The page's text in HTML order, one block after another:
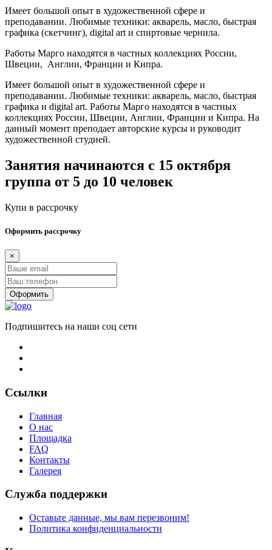
Имеет большой опыт в художественной сфере и
преподавании. Любимые техники: акварель, масло, быстрая
графика (скетчинг), digital art и спиртовые чернила.
Работы Марго находятся в частных коллекциях России,
Швеции, Англии, Франции и Кипра.
Имеет большой опыт в художественной сфере и
преподавании. Любимые техники: акварель, масло, быстрая
графика и digital art. Работы Марго находятся в частных
коллекциях России, Швеции, Англии, Франции и Кипра. На
данный момент преподает авторские курсы и руководит
художественной студией.
Занятия начинаются с 15 октября
группа от 5 до 10 человек
Купи в рассрочку
Оформить рассрочку
×
Подпишитесь на наши соц сети
Ссылки
Главная
О нас
Площадка
FAQ
Контакты
Галерея
Служба поддержки
Оставьте данные, мы вам перезвоним!
Политика конфиденциальности